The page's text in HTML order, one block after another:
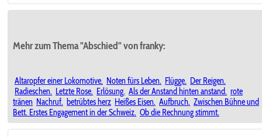
Mehr zum Thema "Abschied" von franky:
Altaropfer einer Lokomotive. Noten fürs Leben. Flügge. Der Reigen.
Radieschen. Letzte Rose. Erlösung. Als der Anstand hinten anstand. rote
tränen Nachruf. betrübtes herz Heißes Eisen. Aufbruch. Zwischen Bühne und
Bett. Erstes Engagement in der Schweiz. Ob die Rechnung stimmt.